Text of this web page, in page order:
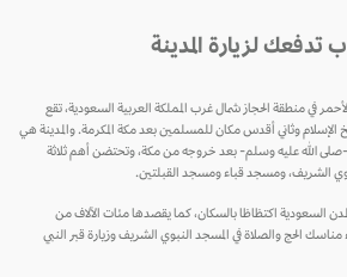
تدفعك لزيارة المدينة
الأحمر في منطقة الحجاز شمال غرب المملكة العربية السعودية، تقع
الإسلام وثاني أقدس مكان للمسلمين بعد مكة المكرمة. والمدينة هي
الله عليه وسلم- بعد خروجه من مكة، وتحتضن أهم ثلاثة
الشريف، ومسجد قباء ومسجد القبلتين.
السعودية اكتظاظا بالسكان، كما يقصدها مئات الآلاف من
الحج والصلاة في المسجد النبوي الشريف وزيارة قبر النبي